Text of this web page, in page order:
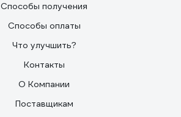
Способы получения
Способы оплаты
Что улучшить?
Контакты
О Компании
Поставщикам